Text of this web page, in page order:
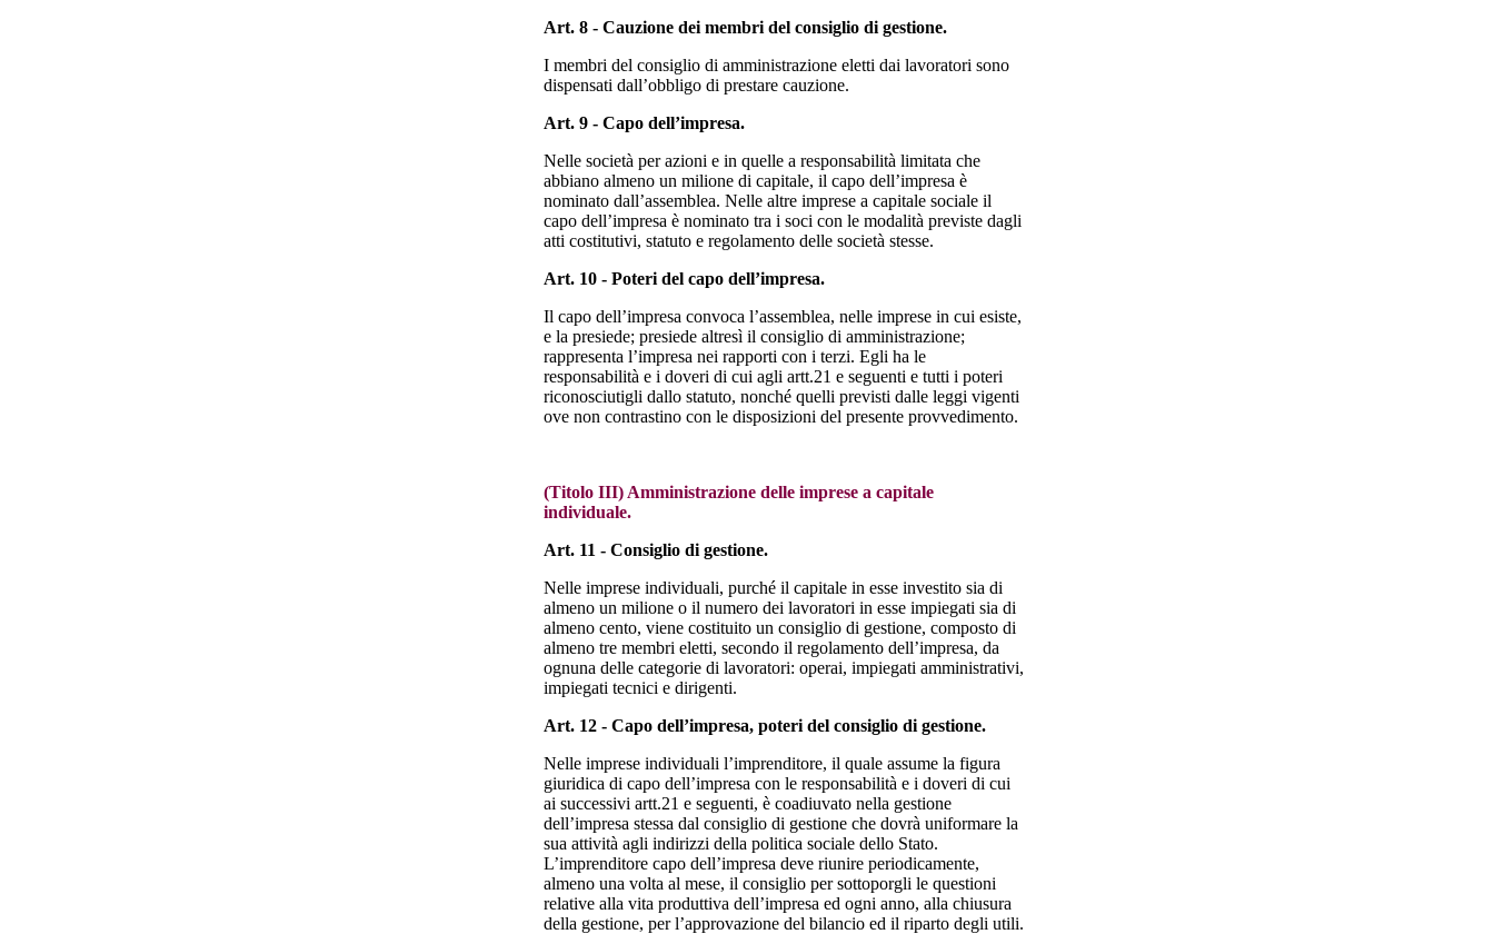
Art. 8 - Cauzione dei membri del consiglio di gestione.
I membri del consiglio di amministrazione eletti dai lavoratori sono
dispensati dall’obbligo di prestare cauzione.
Art. 9 - Capo dell’impresa.
Nelle società per azioni e in quelle a responsabilità limitata che
abbiano almeno un milione di capitale, il capo dell’impresa è
nominato dall’assemblea. Nelle altre imprese a capitale sociale il
capo dell’impresa è nominato tra i soci con le modalità previste dagli
atti costitutivi, statuto e regolamento delle società stesse.
Art. 10 - Poteri del capo dell’impresa.
Il capo dell’impresa convoca l’assemblea, nelle imprese in cui esiste,
e la presiede; presiede altresì il consiglio di amministrazione;
rappresenta l’impresa nei rapporti con i terzi. Egli ha le
responsabilità e i doveri di cui agli artt.21 e seguenti e tutti i poteri
riconosciutigli dallo statuto, nonché quelli previsti dalle leggi vigenti
ove non contrastino con le disposizioni del presente provvedimento.
(Titolo III) Amministrazione delle imprese a capitale
individuale.
Art. 11 - Consiglio di gestione.
Nelle imprese individuali, purché il capitale in esse investito sia di
almeno un milione o il numero dei lavoratori in esse impiegati sia di
almeno cento, viene costituito un consiglio di gestione, composto di
almeno tre membri eletti, secondo il regolamento dell’impresa, da
ognuna delle categorie di lavoratori: operai, impiegati amministrativi,
impiegati tecnici e dirigenti.
Art. 12 - Capo dell’impresa, poteri del consiglio di gestione.
Nelle imprese individuali l’imprenditore, il quale assume la figura
giuridica di capo dell’impresa con le responsabilità e i doveri di cui
ai successivi artt.21 e seguenti, è coadiuvato nella gestione
dell’impresa stessa dal consiglio di gestione che dovrà uniformare la
sua attività agli indirizzi della politica sociale dello Stato.
L’imprenditore capo dell’impresa deve riunire periodicamente,
almeno una volta al mese, il consiglio per sottoporgli le questioni
relative alla vita produttiva dell’impresa ed ogni anno, alla chiusura
della gestione, per l’approvazione del bilancio ed il riparto degli utili.